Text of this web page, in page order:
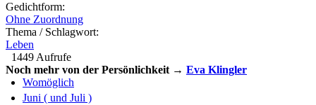
Gedichtform:
Ohne Zuordnung
Thema / Schlagwort:
Leben
1449 Aufrufe
Noch mehr von der Persönlichkeit → Eva Klingler
Womöglich
Juni ( und Juli )